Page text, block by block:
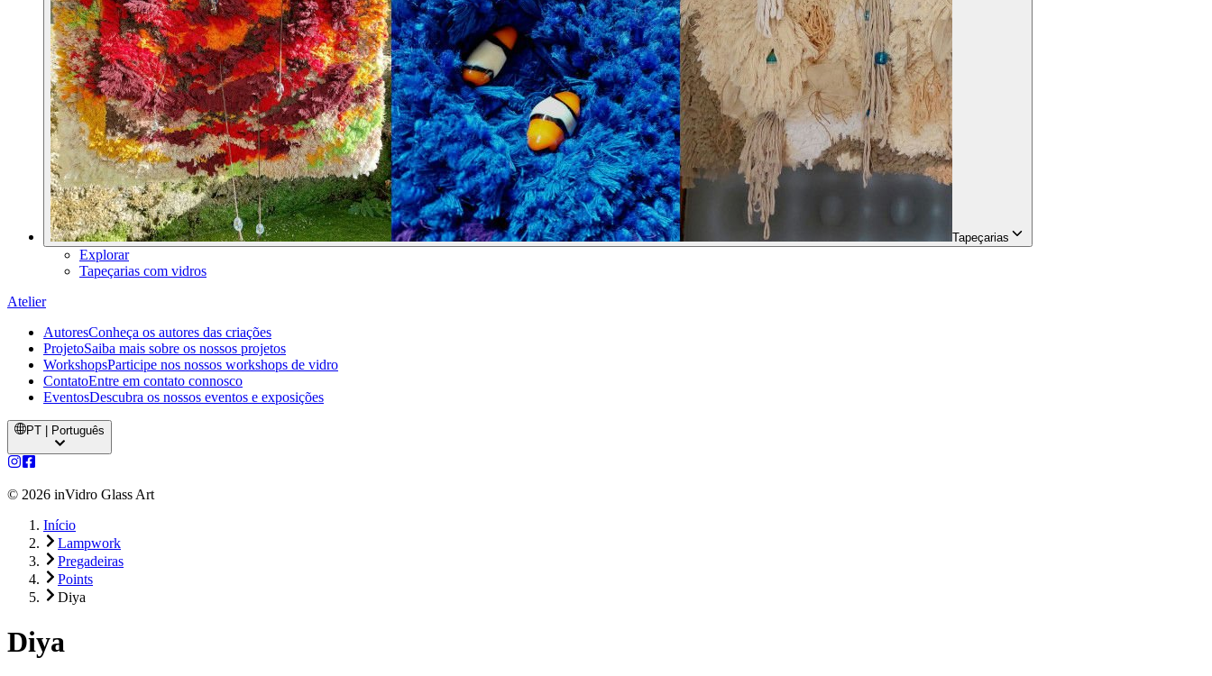
Tapeçarias
Explorar
Tapeçarias com vidros
Atelier
AutoresConheça os autores das criações
ProjetoSaiba mais sobre os nossos projetos
WorkshopsParticipe nos nossos workshops de vidro
ContatoEntre em contato connosco
EventosDescubra os nossos eventos e exposições
PT | Português
© 2026 inVidro Glass Art
Início
Lampwork
Pregadeiras
Points
Diya
Diya